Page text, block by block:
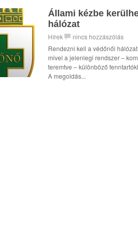
Állami kézbe
hálózat
Hírek
nincs hozzászólás
Rendezni kell a védőnői
mivel a jelenlegi rendszer –
teremtve – különböző
A megoldás...